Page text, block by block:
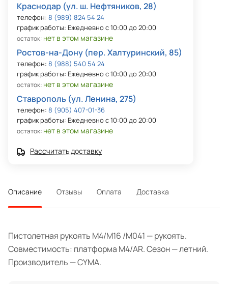
Краснодар (ул. ш. Нефтяников, 28)
телефон: 8 (989) 824 54 24
график работы: Ежедневно с 10:00 до 20:00
остаток: нет в этом магазине
Ростов-на-Дону (пер. Халтуринский, 85)
телефон: 8 (988) 540 54 24
график работы: Ежедневно с 10:00 до 20:00
остаток: нет в этом магазине
Ставрополь (ул. Ленина, 275)
телефон: 8 (905) 407-01-36
график работы: Ежедневно с 10:00 до 20:00
остаток: нет в этом магазине
Рассчитать доставку
Описание Отзывы Оплата Доставка
Пистолетная рукоять M4/M16 /M041 — рукоять.
Совместимость: платформа M4/AR. Сезон — летний.
Производитель — CYMA.